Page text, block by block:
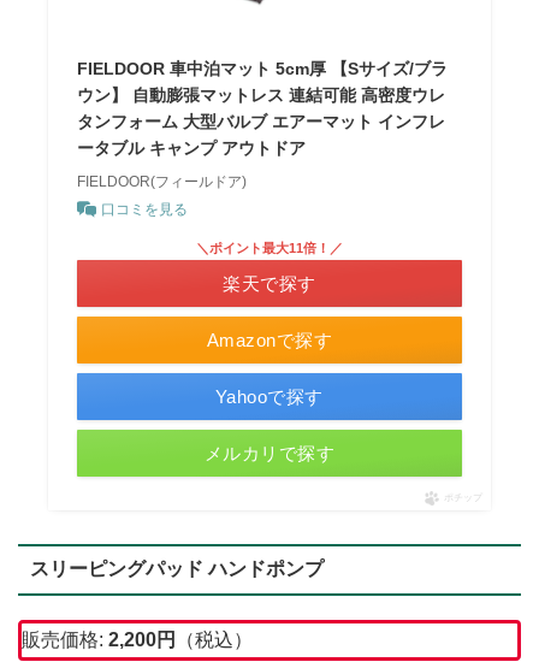
FIELDOOR 車中泊マット 5cm厚 【Sサイズ/ブラ
ウン】 自動膨張マットレス 連結可能 高密度ウレ
タンフォーム 大型バルブ エアーマット インフレ
ータブル キャンプ アウトドア
FIELDOOR(フィールドア)
口コミを見る
Amazonで探す
＼ポイント最大11倍！／
楽天で探す
Yahooで探す
メルカリで探す
ポチップ
スリーピングパッド ハンドポンプ
販売価格: 2,200円 （税込）